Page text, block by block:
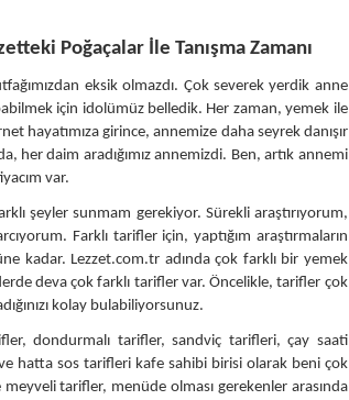
Poğaçalar İle Tanışma Zamanı
eksik olmazdı. Çok severek yerdik anne
için idolümüz belledik. Her zaman, yemek ile
hayatımıza girince, annemize daha seyrek danışır
daim aradığımız annemizdi. Ben, artık annemi
var.
şeyler sunmam gerekiyor. Sürekli araştırıyorum,
Farklı tarifler için, yaptığım araştırmaların
kadar. Lezzet.com.tr adında çok farklı bir yemek
deva çok farklı tarifler var. Öncelikle, tarifler çok
kolay bulabiliyorsunuz.
dondurmalı tarifler, sandviç tarifleri, çay saati
hatta sos tarifleri kafe sahibi birisi olarak beni çok
tarifler, menüde olması gerekenler arasında